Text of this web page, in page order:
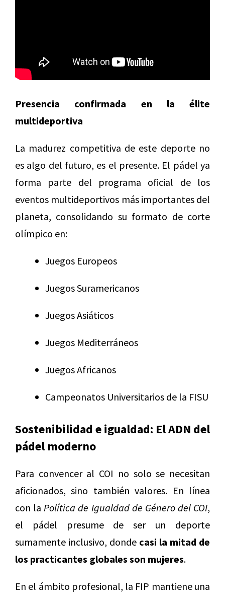
Presencia confirmada en la élite
multideportiva
La madurez competitiva de este deporte no
es algo del futuro, es el presente. El pádel ya
forma parte del programa oficial de los
eventos multideportivos más importantes del
planeta, consolidando su formato de corte
olímpico en:
Juegos Europeos
Juegos Suramericanos
Juegos Asiáticos
Juegos Mediterráneos
Juegos Africanos
Campeonatos Universitarios de la FISU
Sostenibilidad e igualdad: El ADN del
pádel moderno
Para convencer al COI no solo se necesitan
aficionados, sino también valores. En línea
con laPolítica de Igualdad de Género del COI,
el pádel presume de ser un deporte
sumamente inclusivo, donde casi la mitad de
los practicantes globales son mujeres.
En el ámbito profesional, la FIP mantiene una